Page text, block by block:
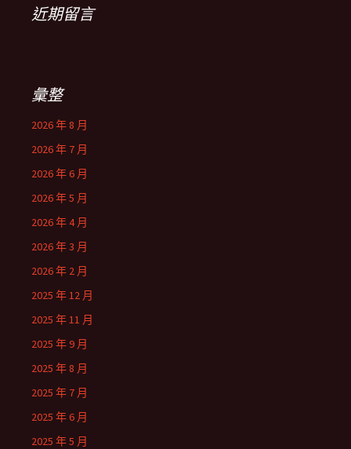
近期留言
彙整
2026 年 8 月
2026 年 7 月
2026 年 6 月
2026 年 5 月
2026 年 4 月
2026 年 3 月
2026 年 2 月
2025 年 12 月
2025 年 11 月
2025 年 9 月
2025 年 8 月
2025 年 7 月
2025 年 6 月
2025 年 5 月